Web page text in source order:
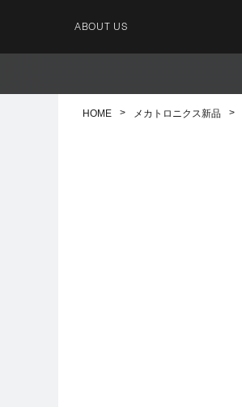
ABOUT US
HOME メカトロニクス新品